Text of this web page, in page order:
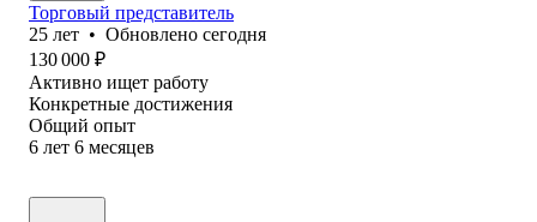
Торговый представитель
25 лет • Обновлено сегодня
130 000 ₽
Активно ищет работу
Конкретные достижения
Общий опыт
6 лет 6 месяцев